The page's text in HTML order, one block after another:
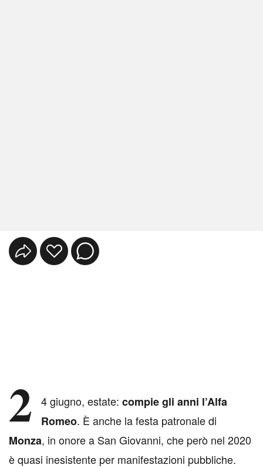
2 4 giugno, estate: compie gli anni l’Alfa
Romeo. È anche la festa patronale di
Monza, in onore a San Giovanni, che però nel 2020
è quasi inesistente per manifestazioni pubbliche.